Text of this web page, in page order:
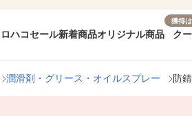
ロハコセール新着商品オリジナル商品
獲得
ク
潤滑剤・グリース・オイルスプレー 防